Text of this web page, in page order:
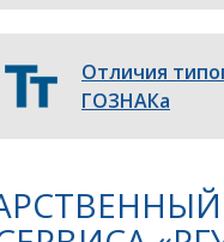
Отличия
ГОЗНАКа